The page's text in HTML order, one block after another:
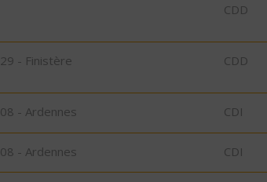
CDD
29 - Finistère CDD
08 - Ardennes CDI
08 - Ardennes CDI